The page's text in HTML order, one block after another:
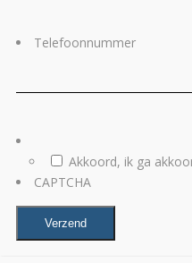
Telefoonnummer
Akkoord, ik ga
CAPTCHA